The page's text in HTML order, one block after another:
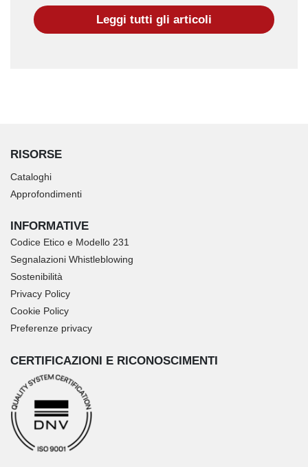
Leggi tutti gli articoli
RISORSE
Cataloghi
Approfondimenti
INFORMATIVE
Codice Etico e Modello 231
Segnalazioni Whistleblowing
Sostenibilità
Privacy Policy
Cookie Policy
Preferenze privacy
CERTIFICAZIONI E RICONOSCIMENTI